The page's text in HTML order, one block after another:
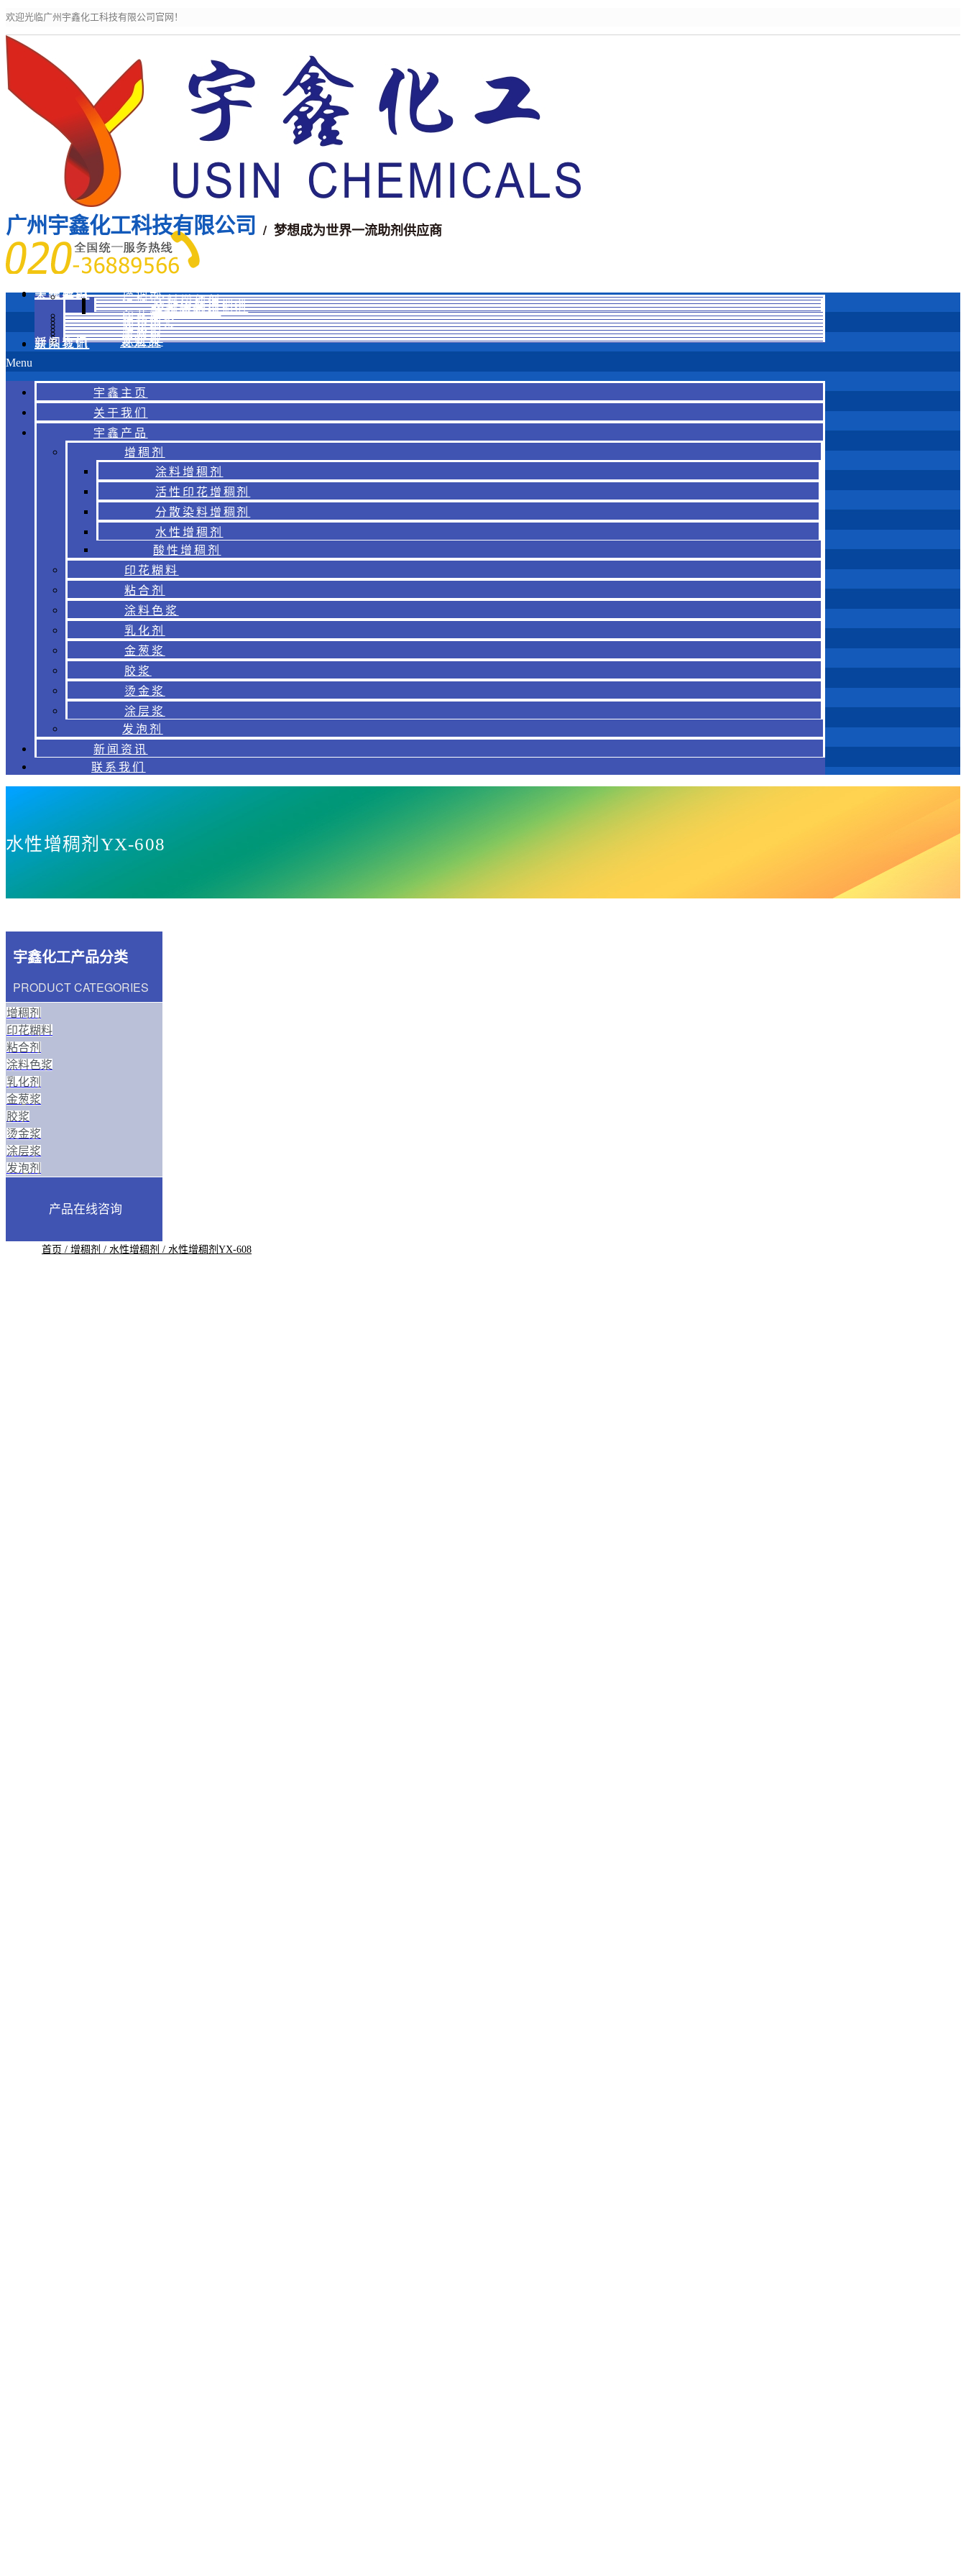
欢迎光临广州宇鑫化工科技有限公司官网！
广州宇鑫化工科技有限公司 / 梦想成为世界一流助剂供应商
宇鑫主页
关于我们
宇鑫产品 增稠剂涂料增稠剂
活性印花增稠剂
分散染料增稠剂
水性增稠剂
酸性增稠剂
印花糊料
粘合剂
涂料色浆
乳化剂
金葱浆
胶浆
烫金浆
涂层浆
发泡剂
新闻资讯
联系我们
Menu
宇鑫主页
关于我们
宇鑫产品
增稠剂
涂料增稠剂
活性印花增稠剂
分散染料增稠剂
水性增稠剂
酸性增稠剂
印花糊料
粘合剂
涂料色浆
乳化剂
金葱浆
胶浆
烫金浆
涂层浆
发泡剂
新闻资讯
联系我们
水性增稠剂YX-608
宇鑫化工产品分类
PRODUCT CATEGORIES
增稠剂
印花糊料
粘合剂
涂料色浆
乳化剂
金葱浆
胶浆
烫金浆
涂层浆
发泡剂
产品在线咨询
首页 / 增稠剂 / 水性增稠剂 / 水性增稠剂YX-608